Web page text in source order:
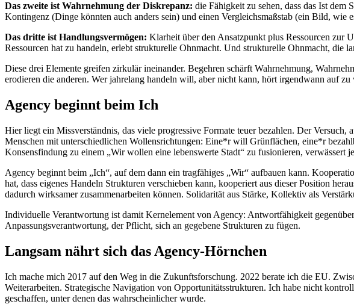
Das zweite ist Wahrnehmung der Diskrepanz: die Fähigkeit zu sehen, dass das Ist
Kontingenz (Dinge könnten auch anders sein) und einen Vergleichsmaßstab (ein Bild,
Das dritte ist Handlungsvermögen: Klarheit über den Ansatzpunkt plus Ressourcen zur
Ressourcen hat zu handeln, erlebt strukturelle Ohnmacht. Und strukturelle Ohnmacht, die
Diese drei Elemente greifen zirkulär ineinander. Begehren schärft Wahrnehmung,
erodieren die anderen. Wer jahrelang handeln will, aber nicht kann, hört irgendwann auf zu
Agency beginnt beim Ich
Hier liegt ein Missverständnis, das viele progressive Formate teuer bezahlen. Der
Menschen mit unterschiedlichen Wollensrichtungen: Eine*r will Grünflächen, eine*r
Konsensfindung zu einem „Wir wollen eine lebenswerte Stadt“ zu fusionieren,
Agency beginnt beim „Ich“, auf dem dann ein tragfähiges „Wir“ aufbauen kann.
hat, dass eigenes Handeln Strukturen verschieben kann, kooperiert aus dieser Position
dadurch wirksamer zusammenarbeiten können. Solidarität aus Stärke, Kollektiv als
Individuelle Verantwortung ist damit Kernelement von Agency: Antwortfähigkeit
Anpassungsverantwortung, der Pflicht, sich an gegebene Strukturen zu fügen.
Langsam nährt sich das Agency-Hörnchen
Ich mache mich 2017 auf den Weg in die Zukunftsforschung. 2022 berate ich die EU.
Weiterarbeiten. Strategische Navigation von Opportunitätsstrukturen. Ich habe nicht
geschaffen, unter denen das wahrscheinlicher wurde.